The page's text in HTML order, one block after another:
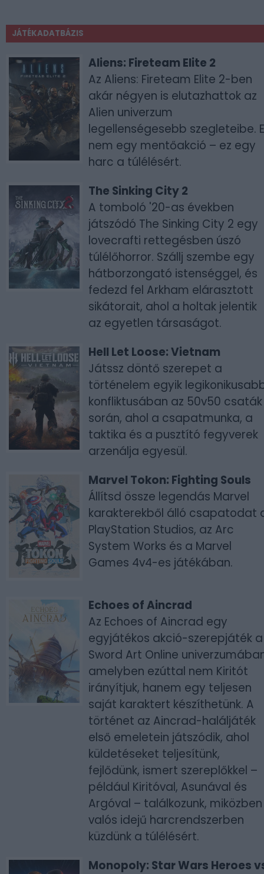
JÁTÉKADATBÁZIS
Aliens: Fireteam Elite 2
Az Aliens: Fireteam Elite 2-ben
akár négyen is elutazhattok az
Alien univerzum
legellenségesebb szegleteibe.
nem egy mentőakció – ez egy
harc a túlélésért.
The Sinking City 2
A tomboló '20-as években
játszódó The Sinking City 2 egy
lovecrafti rettegésben úszó
túlélőhorror. Szállj szembe egy
hátborzongató istenséggel, és
fedezd fel Arkham elárasztott
sikátorait, ahol a holtak jelentik
az egyetlen társaságot.
Hell Let Loose: Vietnam
Játssz döntő szerepet a
történelem egyik
konfliktusában az 50v50 csaták
során, ahol a csapatmunka, a
taktika és a pusztító fegyverek
arzenálja egyesül.
Marvel Tokon: Fighting Souls
Állítsd össze legendás Marvel
karakterekből álló csapatodat
PlayStation Studios, az Arc
System Works és a Marvel
Games 4v4-es játékában.
Echoes of Aincrad
Az Echoes of Aincrad egy
egyjátékos akció-szerepjáték a
Sword Art Online
amelyben ezúttal nem Kiritót
irányítjuk, hanem egy teljesen
saját karaktert készíthetünk. A
történet az Aincrad-haláljáték
első emeletein játszódik, ahol
küldetéseket teljesítünk,
fejlődünk, ismert szereplőkkel –
például Kiritóval, Asunával és
Argóval – találkozunk, miközben
valós idejű harcrendszerben
küzdünk a túlélésért.
Monopoly: Star Wars Heroes